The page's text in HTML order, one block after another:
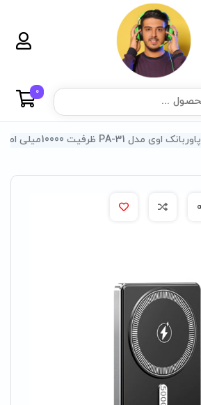
0
پاوربانک اوی مدل PA-31 ظرفیت 10000میلی امپر ساعت